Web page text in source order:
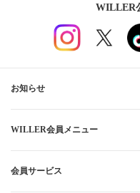
WILLER
お知らせ
WILLER会員メニュー
会員サービス